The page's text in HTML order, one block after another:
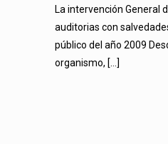
La intervención General
auditorias con
público del año 2009
organismo, […]